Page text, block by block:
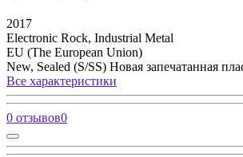
2017
Electronic Rock, Industrial Metal
EU (The European Union)
New, Sealed (S/SS) Новая запечатанная
Все характеристики
0 отзывов0